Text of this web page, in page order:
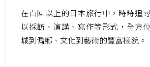
在百回以上的日本旅行中，時時追
以採訪、演講、寫作等形式，全方
城到偏鄉、文化到藝術的豐富樣貌。